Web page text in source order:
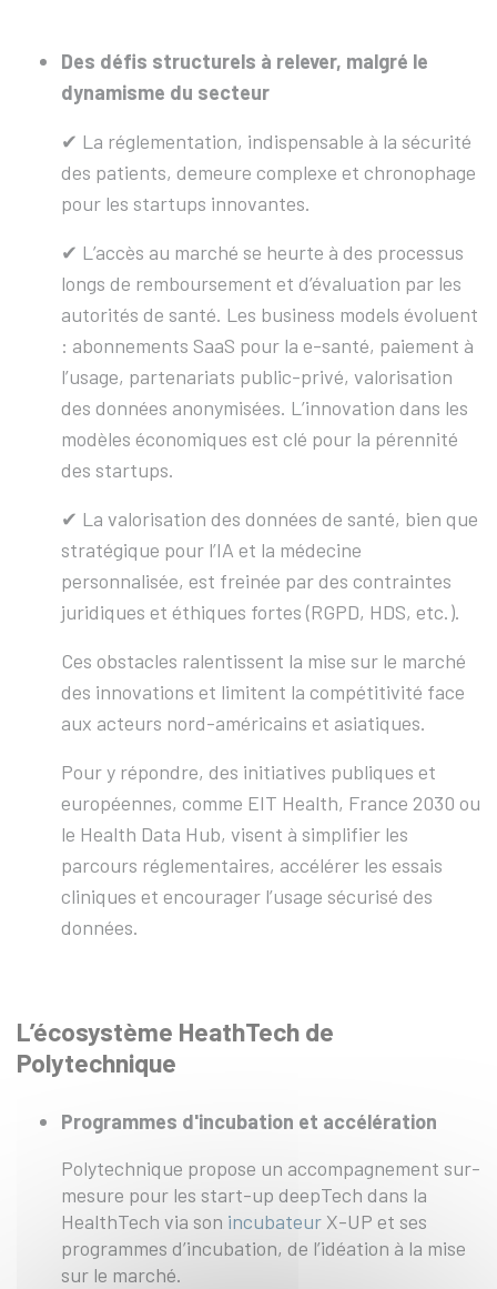
Des défis structurels à relever, malgré le
dynamisme du secteur
✔︎ La réglementation, indispensable à la sécurité
des patients, demeure complexe et chronophage
pour les startups innovantes.
✔︎ L’accès au marché se heurte à des processus
longs de remboursement et d’évaluation par les
autorités de santé. Les business models évoluent
: abonnements SaaS pour la e-santé, paiement à
l’usage, partenariats public-privé, valorisation
des données anonymisées. L’innovation dans les
modèles économiques est clé pour la pérennité
des startups.
✔︎ La valorisation des données de santé, bien que
stratégique pour l’IA et la médecine
personnalisée, est freinée par des contraintes
juridiques et éthiques fortes (RGPD, HDS, etc.).
Ces obstacles ralentissent la mise sur le marché
des innovations et limitent la compétitivité face
aux acteurs nord-américains et asiatiques.
Pour y répondre, des initiatives publiques et
européennes, comme EIT Health, France 2030 ou
le Health Data Hub, visent à simplifier les
parcours réglementaires, accélérer les essais
cliniques et encourager l’usage sécurisé des
données.
L’écosystème HeathTech de
Polytechnique
Programmes d'incubation et accélération
Polytechnique propose un accompagnement sur-
mesure pour les start-up deepTech dans la
HealthTech via son incubateur X-UP et ses
programmes d’incubation, de l’idéation à la mise
sur le marché.